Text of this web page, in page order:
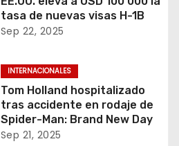
tasa de nuevas visas H-1B
Sep 22, 2025
INTERNACIONALES
Tom Holland hospitalizado
tras accidente en rodaje de
Spider-Man: Brand New Day
Sep 21, 2025